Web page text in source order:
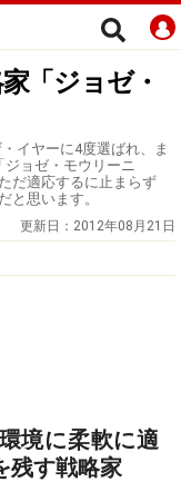
「ジョゼ・
イヤーに4度選ばれ、ま
ョゼ・モウリーニ
だ適応するに止まらず
と思います。
更新日： 2012年08月21日
境に柔軟に適
残す戦略家